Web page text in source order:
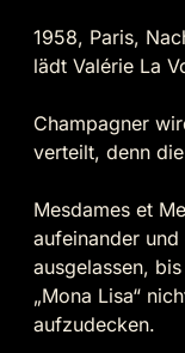
1958, Paris,
lädt Valérie La
Champagner
verteilt, denn
Mesdames et
aufeinander
ausgelassen,
„Mona Lisa“
aufzudecken.